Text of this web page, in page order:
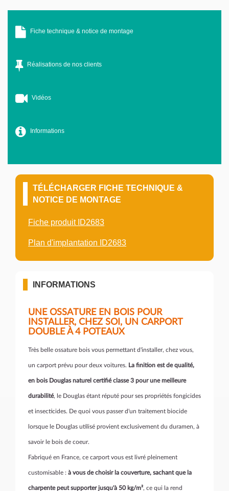
Fiche technique & notice de montage
Réalisations de nos clients
Vidéos
Informations
TÉLÉCHARGER FICHE TECHNIQUE &
NOTICE DE MONTAGE
Fiche produit ID2683
Plan d'implantation ID2683
INFORMATIONS
UNE OSSATURE EN BOIS POUR
INSTALLER, CHEZ SOI, UN CARPORT
DOUBLE À 4 POTEAUX
Très belle ossature bois vous permettant d'installer, chez vous,
un carport prévu pour deux voitures. La finition est de qualité,
en bois Douglas naturel certifié classe 3 pour une meilleure
durabilité, le Douglas étant réputé pour ses propriétés fongicides
et insecticides. De quoi vous passer d'un traitement biocide
lorsque le Douglas utilisé provient exclusivement du duramen, à
savoir le bois de coeur.
Fabriqué en France, ce carport vous est livré pleinement
customisable : à vous de choisir la couverture, sachant que la
charpente peut supporter jusqu'à 50 kg/m², ce qui la rend